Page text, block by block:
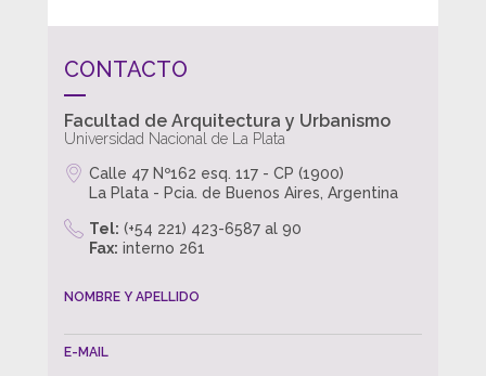
CONTACTO
Facultad de Arquitectura y Urbanismo
Universidad Nacional de La Plata
Calle 47 Nº162 esq. 117 - CP (1900)
La Plata - Pcia. de Buenos Aires, Argentina
Tel: (+54 221) 423-6587 al 90
Fax: interno 261
NOMBRE Y APELLIDO
E-MAIL